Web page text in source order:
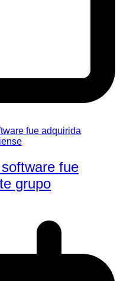
fue
grupo